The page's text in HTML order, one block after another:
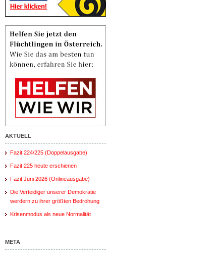
AKTUELL
Fazit 224/225 (Doppelausgabe)
Fazit 225 heute erschienen
Fazit Juni 2026 (Onlineausgabe)
Die Verteidiger unserer Demokratie
werdern zu ihrer größten Bedrohung
Krisenmodus als neue Normalität
META